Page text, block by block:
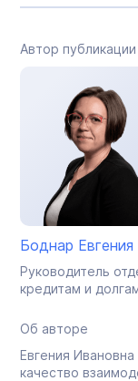
Автор публикации
Боднар
Руководитель
кредитам и
Об авторе
Евгения
качество